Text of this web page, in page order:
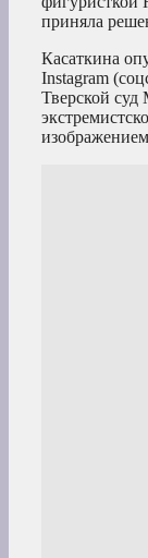
приняла
Касаткина
Instagram
Тверской